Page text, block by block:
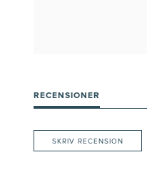
RECENSIONER
SKRIV RECENSION